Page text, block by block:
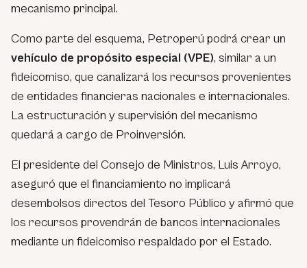
mecanismo principal.
Como parte del esquema, Petroperú podrá crear un
vehículo de propósito especial (VPE), similar a un
fideicomiso, que canalizará los recursos provenientes
de entidades financieras nacionales e internacionales.
La estructuración y supervisión del mecanismo
quedará a cargo de Proinversión.
El presidente del Consejo de Ministros, Luis Arroyo,
aseguró que el financiamiento no implicará
desembolsos directos del Tesoro Público y afirmó que
los recursos provendrán de bancos internacionales
mediante un fideicomiso respaldado por el Estado.